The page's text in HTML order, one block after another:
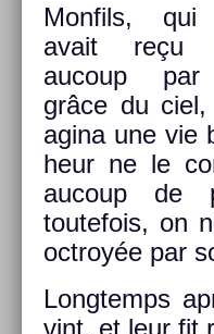
Mon­fils,
avait reçu
aucoup
grâce du
agina une vie
heur ne le
aucoup de
toutefois, on
oc­troyée par
Longtemps
vint, et leur fit